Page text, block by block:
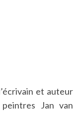
et auteur
Jan van